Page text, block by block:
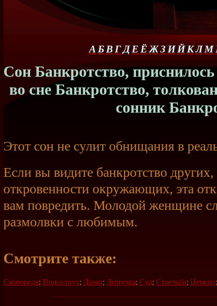
А БВГДЕ Ё ЖЗ ИЙКЛМ
Сон Банкротство,
во сне Банкротство,
сонник
Этот сон не сулит обнищания в
Если вы видите банкротство других,
откровенности окружающих, эта
вам повредить. Молодой женщине
размолвки с любимым.
Смотрите также:
Сковорода; Подсолнух; Дыни; Липучка; Суд; Стрельба; Цемент